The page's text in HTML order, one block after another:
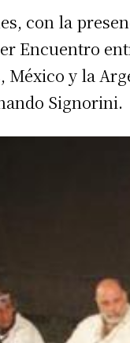
con la
Encuentro
México y la
Signorini.